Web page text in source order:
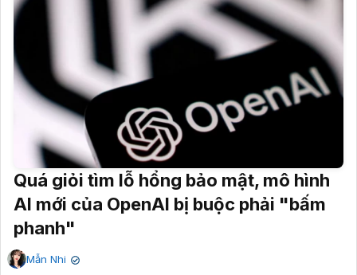
Quá giỏi tìm lỗ hổng bảo mật, mô hình
AI mới của OpenAI bị buộc phải "bấm
phanh"
Mẫn Nhi ✔